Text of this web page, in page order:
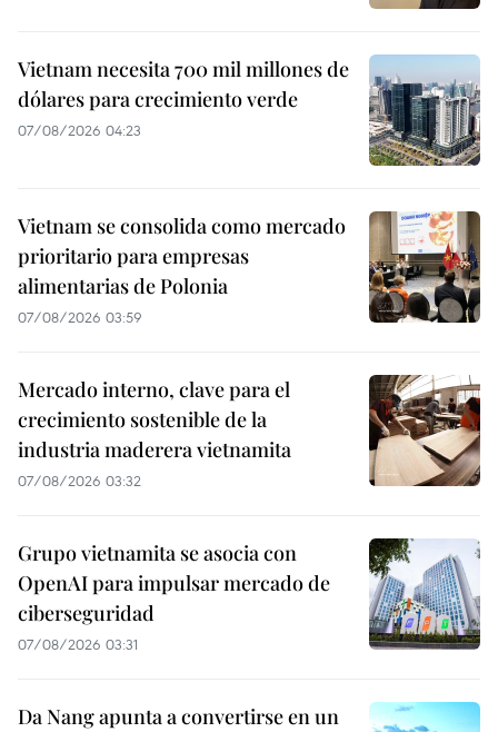
Vietnam necesita 700 mil millones de
dólares para crecimiento verde
07/08/2026 04:23
Vietnam se consolida como mercado
prioritario para empresas
alimentarias de Polonia
07/08/2026 03:59
Mercado interno, clave para el
crecimiento sostenible de la
industria maderera vietnamita
07/08/2026 03:32
Grupo vietnamita se asocia con
OpenAI para impulsar mercado de
ciberseguridad
07/08/2026 03:31
Da Nang apunta a convertirse en un